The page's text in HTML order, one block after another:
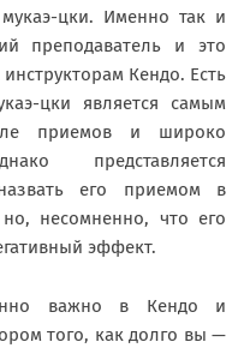
цки. Именно так и
преподаватель и это
Кендо. Есть
цки является самым
приемов и широко
представляется
его приемом в
несомненно, что его
эффект.
важно в Кендо и
того, как долго вы —